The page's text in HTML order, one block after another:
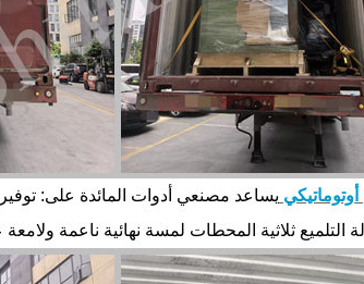
يساعد مصنعي أدوات المائدة على:
التلميع ثلاثية المحطات لمسة نهائية ناعمة